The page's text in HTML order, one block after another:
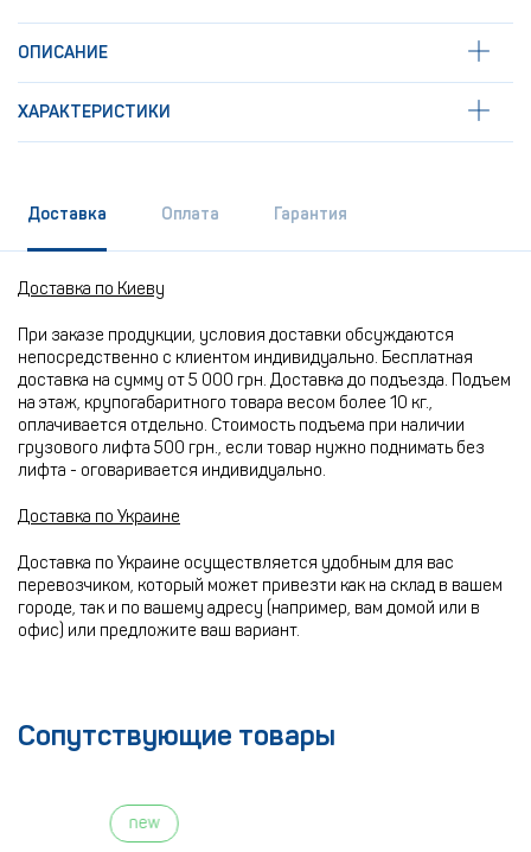
ОПИСАНИЕ
ХАРАКТЕРИСТИКИ
Доставка Оплата Гарантия
Доставка по Киеву
При заказе продукции, условия доставки обсуждаются
непосредственно с клиентом индивидуально. Бесплатная
доставка на сумму от 5 000 грн. Доставка до подъезда. Подъем
на этаж, крупогабаритного товара весом более 10 кг.,
оплачивается отдельно. Стоимость подъема при наличии
грузового лифта 500 грн., если товар нужно поднимать без
лифта - оговаривается индивидуально.
Доставка по Украине
Доставка по Украине осуществляется удобным для вас
перевозчиком, который может привезти как на склад в вашем
городе, так и по вашему адресу (например, вам домой или в
офис) или предложите ваш вариант.
Сопутствующие товары
new